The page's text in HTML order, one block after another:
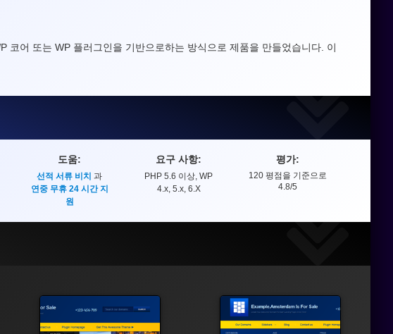
어 또는 WP 플러그인을 기반으로하는 방식으로 제품을 만들었습니다. 이
도움:
선적 서류 비치 과
연중 무휴 24 시간 지
원
요구 사항:
PHP 5.6 이상, WP
4.x, 5.x, 6.X
평가:
120 평점을 기준으로
4.8/5